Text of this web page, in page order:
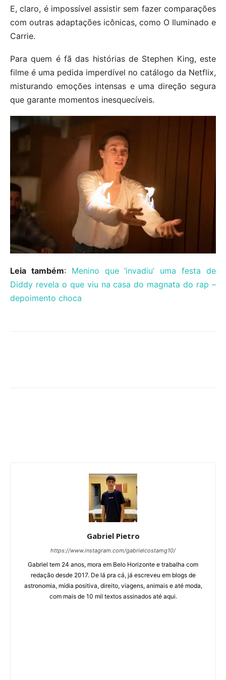
E, claro, é impossível assistir sem fazer comparações
com outras adaptações icônicas, como O Iluminado e
Carrie.
Para quem é fã das histórias de Stephen King, este
filme é uma pedida imperdível no catálogo da Netflix,
misturando emoções intensas e uma direção segura
que garante momentos inesquecíveis.
Leia também: Menino que ‘invadiu’ uma festa de
Diddy revela o que viu na casa do magnata do rap –
depoimento choca
Gabriel Pietro
https://www.instagram.com/gabrielcostamg10/
Gabriel tem 24 anos, mora em Belo Horizonte e trabalha com
redação desde 2017. De lá pra cá, já escreveu em blogs de
astronomia, mídia positiva, direito, viagens, animais e até moda,
com mais de 10 mil textos assinados até aqui.